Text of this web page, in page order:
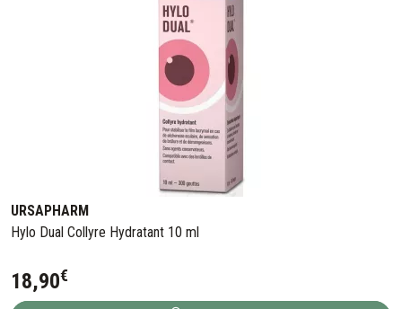
URSAPHARM
Hylo Dual Collyre Hydratant 10 ml
18,90€